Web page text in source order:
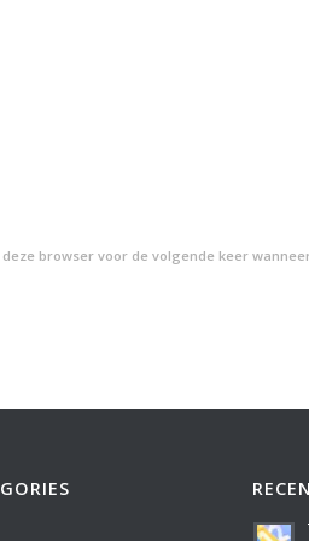
browser voor de volgende keer